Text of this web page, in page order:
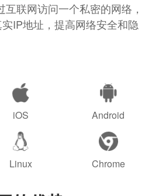
联网访问一个私密的网络，
IP地址，提高网络安全和隐
iOS Android
Linux Chrome